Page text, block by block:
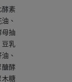
酵素
、
母抽
豆乳
、
醣酵
木糖